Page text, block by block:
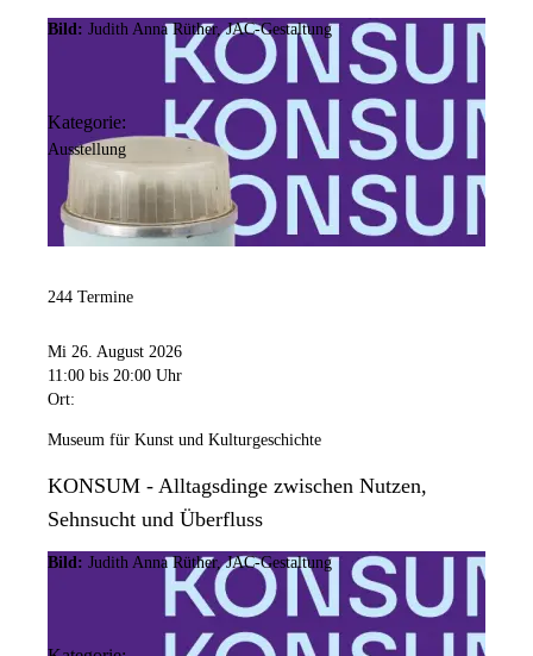
Bild: Judith Anna Rüther, JAC-Gestaltung
Kategorie:
Ausstellung
244 Termine
Mi 26. August 2026
11:00 bis 20:00 Uhr
Ort:
Museum für Kunst und Kulturgeschichte
KONSUM - Alltagsdinge zwischen Nutzen,
Sehnsucht und Überfluss
Bild: Judith Anna Rüther, JAC-Gestaltung